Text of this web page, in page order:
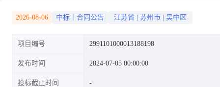
2026-08-06 中标｜合同公告 江苏省 苏州市 吴中区
项目编号 2991101000013188198
发布时间 2024-07-05 00:00:00
投标截止时间